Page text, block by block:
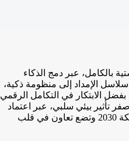
بالكامل، عبر دمج الذكاء
سلاسل الإمداد إلى منظومة ذكية،
الابتكار في التكامل الرقمي
تأثير بيئي سلبي، عبر اعتماد
حلول خضراء وتقنيات ذاتية التشغيل تدعم أهداف رؤية المملكة 2030 وتضع تعاون في قلب